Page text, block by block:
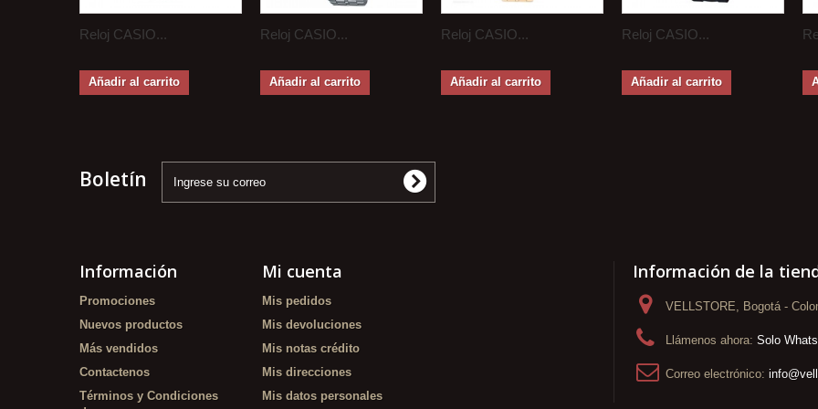
Reloj CASIO...
Añadir al carrito
Reloj CASIO...
Añadir al carrito
Reloj CASIO...
Añadir al carrito
Reloj CASIO...
Añadir al carrito
Boletín
Información
Promociones
Nuevos productos
Más vendidos
Contactenos
Términos y Condiciones
Mi cuenta
Mis pedidos
Mis devoluciones
Mis notas crédito
Mis direcciones
Mis datos personales
Información de la
VELLSTORE, Bogotá -
Llámenos ahora: Solo
Correo electrónico: